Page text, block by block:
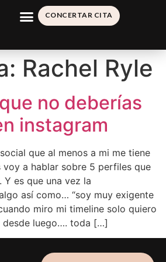
CONCERTAR CITA
Rachel Ryle
no deberías
instagram
que al menos a mi me tiene
voy a hablar sobre 5 perfiles que
Y es que una vez la
así como… “soy muy exigente
miro mi timeline solo quiero
desde luego…. toda […]